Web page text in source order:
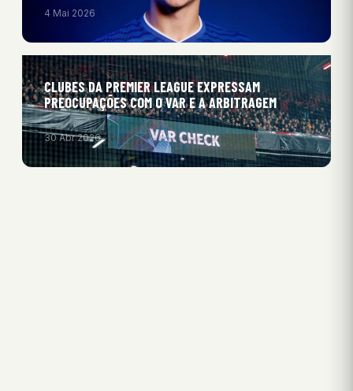
4 Mai 2026
CLUBES DA PREMIER LEAGUE EXPRESSAM
PREOCUPAÇÕES COM O VAR E A ARBITRAGEM
30 Abr 2026